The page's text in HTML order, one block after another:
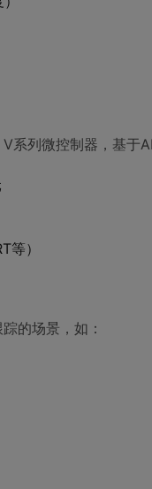
系列微控制器，基于
等）
的场景，如：